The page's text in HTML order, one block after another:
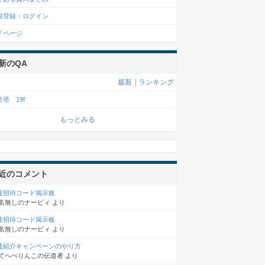
登録・ログイン
ページ
のQA
最新 ランキング
塔 19f
もっとみる
のコメント
招待コード掲示板
無しのナービィ より
招待コード掲示板
無しのナービィ より
紹介キャンペーンのやり方
へぺりんこの伝道者 より